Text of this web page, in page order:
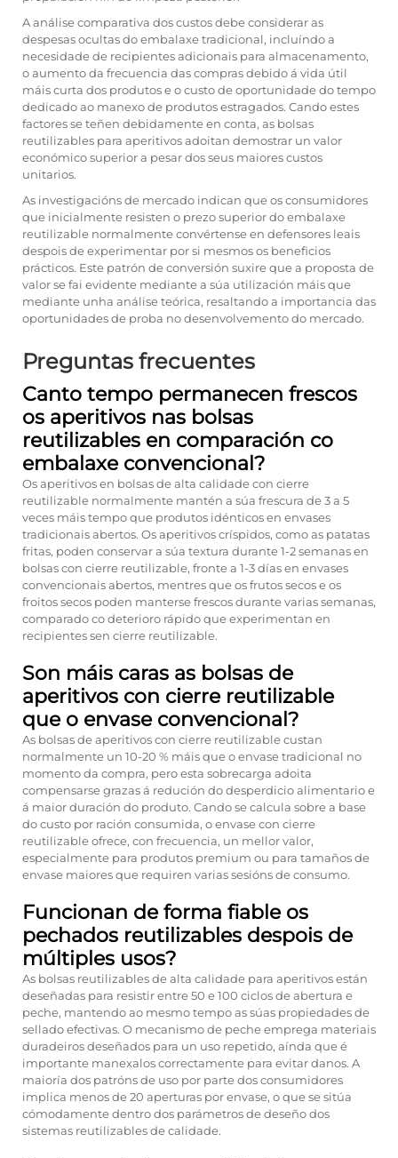
A análise comparativa dos custos debe considerar as
despesas ocultas do embalaxe tradicional, incluíndo a
necesidade de recipientes adicionais para almacenamento,
o aumento da frecuencia das compras debido á vida útil
máis curta dos produtos e o custo de oportunidade do tempo
dedicado ao manexo de produtos estragados. Cando estes
factores se teñen debidamente en conta, as bolsas
reutilizables para aperitivos adoitan demostrar un valor
económico superior a pesar dos seus maiores custos
unitarios.
As investigacións de mercado indican que os consumidores
que inicialmente resisten o prezo superior do embalaxe
reutilizable normalmente convértense en defensores leais
despois de experimentar por si mesmos os beneficios
prácticos. Este patrón de conversión suxire que a proposta de
valor se fai evidente mediante a súa utilización máis que
mediante unha análise teórica, resaltando a importancia das
oportunidades de proba no desenvolvemento do mercado.
Preguntas frecuentes
Canto tempo permanecen frescos
os aperitivos nas bolsas
reutilizables en comparación co
embalaxe convencional?
Os aperitivos en bolsas de alta calidade con cierre
reutilizable normalmente mantén a súa frescura de 3 a 5
veces máis tempo que produtos idénticos en envases
tradicionais abertos. Os aperitivos críspidos, como as patatas
fritas, poden conservar a súa textura durante 1-2 semanas en
bolsas con cierre reutilizable, fronte a 1-3 días en envases
convencionais abertos, mentres que os frutos secos e os
froitos secos poden manterse frescos durante varias semanas,
comparado co deterioro rápido que experimentan en
recipientes sen cierre reutilizable.
Son máis caras as bolsas de
aperitivos con cierre reutilizable
que o envase convencional?
As bolsas de aperitivos con cierre reutilizable custan
normalmente un 10-20 % máis que o envase tradicional no
momento da compra, pero esta sobrecarga adoita
compensarse grazas á redución do desperdicio alimentario e
á maior duración do produto. Cando se calcula sobre a base
do custo por ración consumida, o envase con cierre
reutilizable ofrece, con frecuencia, un mellor valor,
especialmente para produtos premium ou para tamaños de
envase maiores que requiren varias sesións de consumo.
Funcionan de forma fiable os
pechados reutilizables despois de
múltiples usos?
As bolsas reutilizables de alta calidade para aperitivos están
deseñadas para resistir entre 50 e 100 ciclos de abertura e
peche, mantendo ao mesmo tempo as súas propiedades de
sellado efectivas. O mecanismo de peche emprega materiais
duradeiros deseñados para un uso repetido, aínda que é
importante manexalos correctamente para evitar danos. A
maioría dos patróns de uso por parte dos consumidores
implica menos de 20 aperturas por envase, o que se sitúa
cómodamente dentro dos parámetros de deseño dos
sistemas reutilizables de calidade.